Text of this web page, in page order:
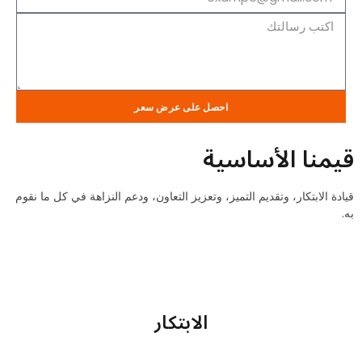
احصل على عرض سعر
قيمنا الأساسية
قيادة الابتكار، وتقديم التميز، وتعزيز التعاون، ودعم النزاهة في كل ما نقوم
به.
الابتكار